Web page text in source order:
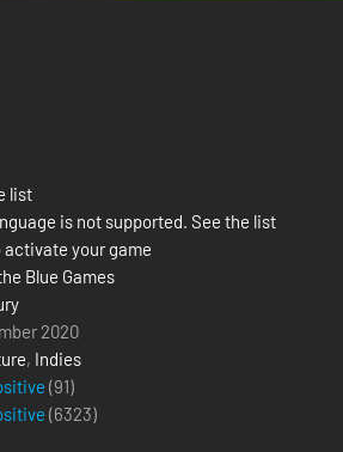
list
is not supported. See the list
activate your game
Blue Games
2020
, Indies
(91)
(6323)